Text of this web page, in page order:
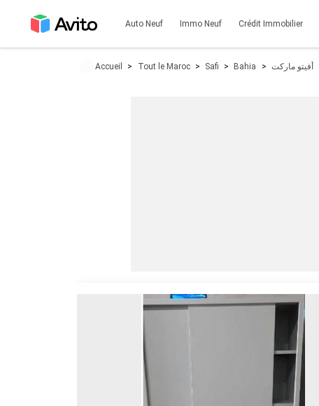
Auto Neuf Immo Neuf Crédit Immobilier
Accueil Tout le Maroc Safi Bahia أفيتو ماركت